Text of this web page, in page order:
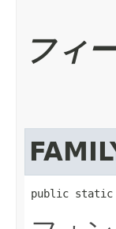
フィ
public